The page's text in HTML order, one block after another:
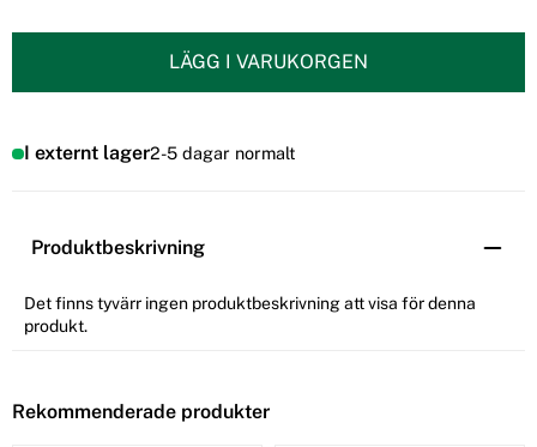
LÄGG I VARUKORGEN
I externt lager2-5 dagar normalt
Produktbeskrivning
Det finns tyvärr ingen produktbeskrivning att visa för denna
produkt.
Rekommenderade produkter